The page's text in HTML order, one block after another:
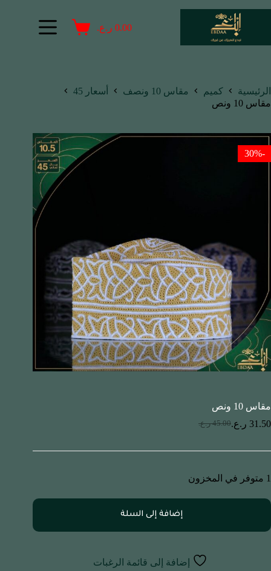
0.00 ر.ع.
الرئيسية كميم مقاس 10 ونصف
أسعار 45
مقاس 10 ونص
-30%
مقاس 10 ونص
45.00 ر.ع. 31.50 ر.ع.
1 متوفر في المخزون
إضافة إلى السلة
إضافة إلى قائمة الرغبات